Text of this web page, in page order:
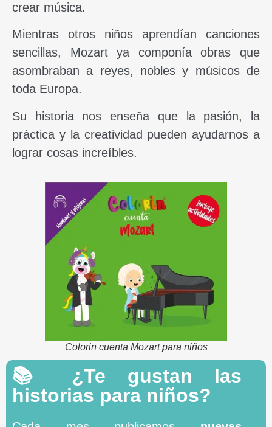
crear música.
Mientras otros niños aprendían canciones
sencillas, Mozart ya componía obras que
asombraban a reyes, nobles y músicos de
toda Europa.
Su historia nos enseña que la pasión, la
práctica y la creatividad pueden ayudarnos a
lograr cosas increíbles.
Colorin cuenta Mozart para niños
📚 ¿Te gustan las
historias para niños?